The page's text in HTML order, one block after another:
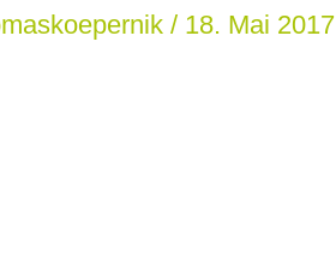
/ 18. Mai 2017